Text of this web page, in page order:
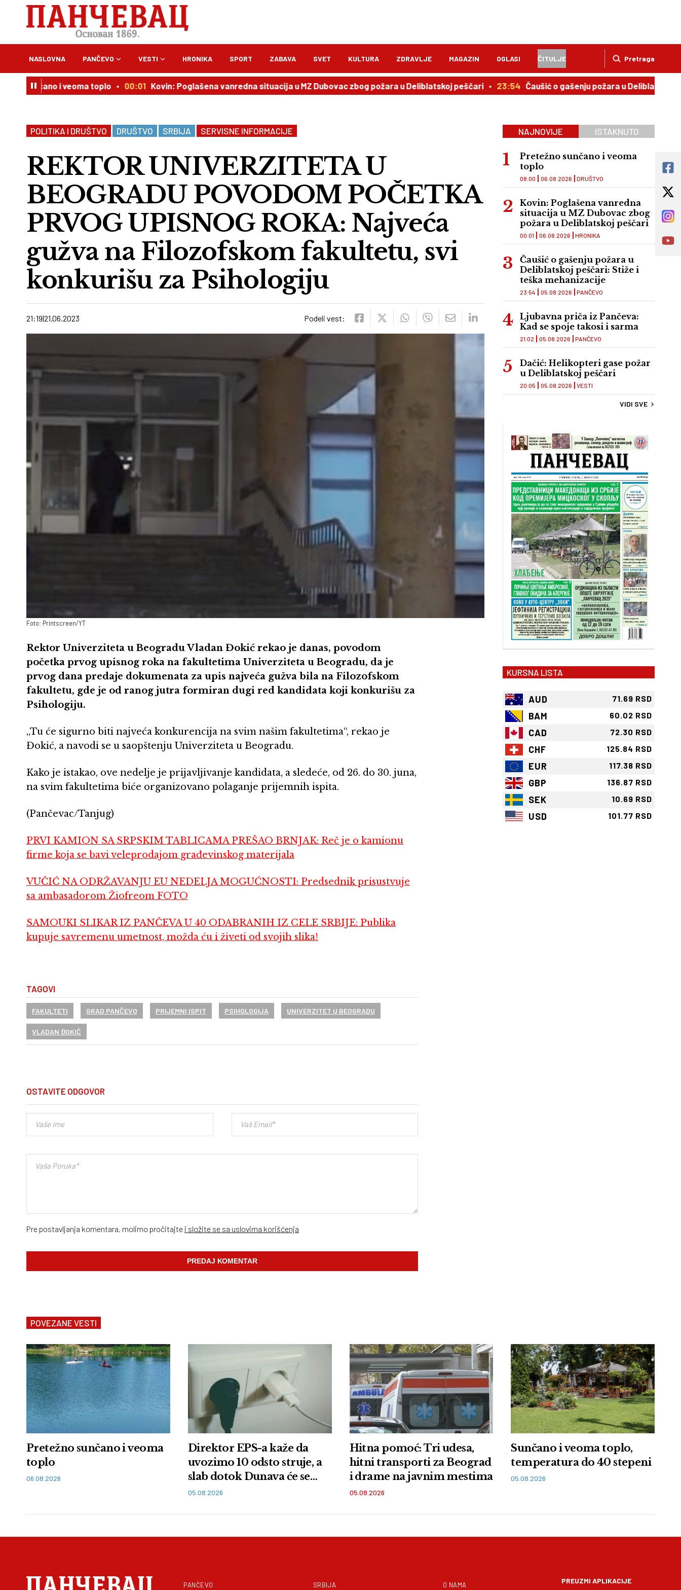
Pretraga
NASLOVNA PANČEVO VESTI HRONIKA SPORT ZABAVA SVET KULTURA ZDRAVLJE MAGAZIN OGLASI ČITULJE
i veoma toplo 00:01 Kovin: Poglašena vanredna situacija u MZ Dubovac zbog požara u Deliblatskoj peščari 23:54 Čaušić o gašenju požara u Deliblatskoj
POLITIKA I DRUŠTVO DRUŠTVO SRBIJA SERVISNE INFORMACIJE
REKTOR UNIVERZITETA U
BEOGRADU POVODOM POČETKA
PRVOG UPISNOG ROKA: Najveća
gužva na Filozofskom fakultetu, svi
konkurišu za Psihologiju
21:19 21.06.2023 Podeli vest:
Foto: Printscreen/YT
Rektor Univerziteta u Beogradu Vladan Đokić rekao je danas, povodom
početka prvog upisnog roka na fakultetima Univerziteta u Beogradu, da je
prvog dana predaje dokumenata za upis najveća gužva bila na Filozofskom
fakultetu, gde je od ranog jutra formiran dugi red kandidata koji konkurišu za
Psihologiju.
„Tu će sigurno biti najveća konkurencija na svim našim fakultetima“, rekao je
Đokić, a navodi se u saopštenju Univerziteta u Beogradu.
Kako je istakao, ove nedelje je prijavljivanje kandidata, a sledeće, od 26. do 30. juna,
na svim fakultetima biće organizovano polaganje prijemnih ispita.
(Pančevac/Tanjug)
PRVI KAMION SA SRPSKIM TABLICAMA PREŠAO BRNJAK: Reč je o kamionu
firme koja se bavi veleprodajom građevinskog materijala
VUČIĆ NA ODRŽAVANJU EU NEDELJA MOGUĆNOSTI: Predsednik prisustvuje
sa ambasadorom Žiofreom FOTO
SAMOUKI SLIKAR IZ PANČEVA U 40 ODABRANIH IZ CELE SRBIJE: Publika
kupuje savremenu umetnost, možda ću i živeti od svojih slika!
TAGOVI
FAKULTETI GRAD PANČEVO PRIJEMNI ISPIT PSIHOLOGIJA UNIVERZITET U BEOGRADU
VLADAN ĐOKIĆ
OSTAVITE ODGOVOR
Pre postavljanja komentara, molimo pročitajte i složite se sa uslovima korišćenja
NAJNOVIJE ISTAKNUTO
Pretežno sunčano i veoma
toplo
DRUŠTVO
08:00 06.08.2026
Kovin: Poglašena vanredna
situacija u MZ Dubovac zbog
požara u Deliblatskoj peščari
HRONIKA
00:01 06.08.2026
Čaušić o gašenju požara u
Deliblatskoj peščari: Stiže i
teška mehanizacije
PANČEVO
23:54 05.08.2026
Ljubavna priča iz Pančeva:
Kad se spoje takosi i sarma
PANČEVO
21:02 05.08.2026
Dačić: Helikopteri gase požar
u Deliblatskoj peščari
VESTI
20:05 05.08.2026
VIDI SVE
KURSNA LISTA
AUD 71.69 RSD
BAM 60.02 RSD
CAD 72.30 RSD
CHF 125.84 RSD
EUR 117.38 RSD
GBP 136.87 RSD
SEK 10.69 RSD
USD 101.77 RSD
POVEZANE VESTI
Pretežno sunčano i veoma
toplo
06.08.2026
Direktor EPS-a kaže da
uvozimo 10 odsto struje, a
slab dotok Dunava će se
nastaviti
05.08.2026
Hitna pomoć: Tri udesa,
hitni transporti za Beograd
i drame na javnim mestima
05.08.2026
Sunčano i veoma toplo,
temperatura do 40 stepeni
05.08.2026
PANČEVO SRBIJA O NAMA PREUZMI APLIKACIJE